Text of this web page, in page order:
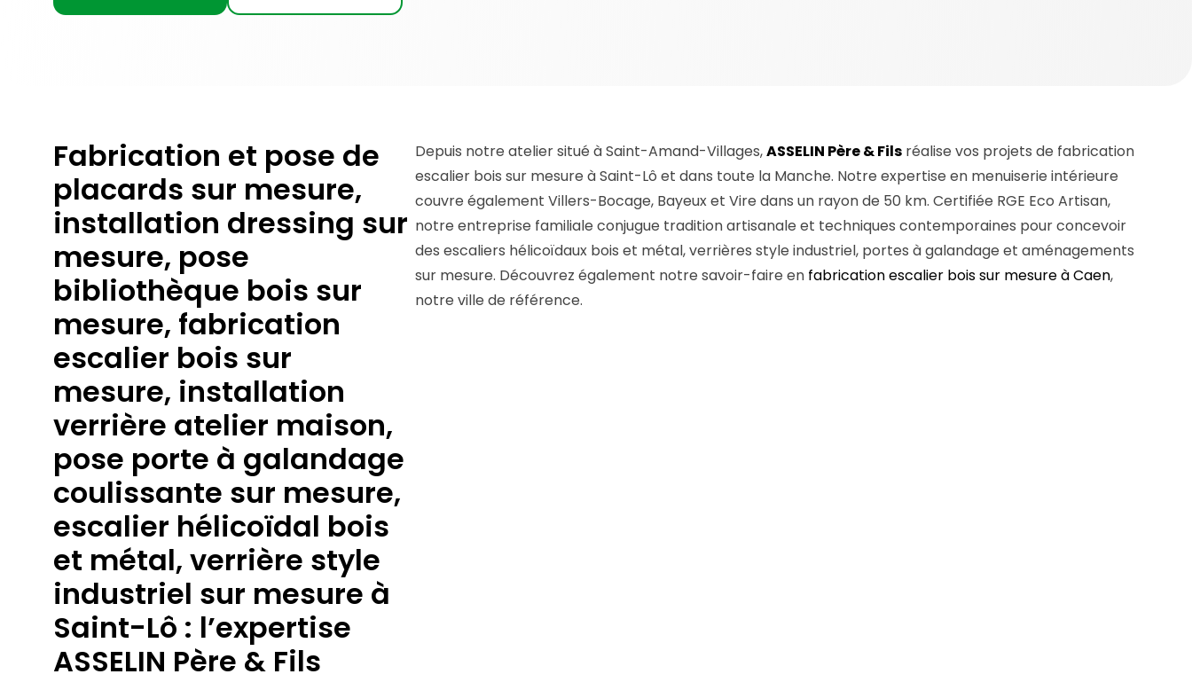
Fabrication et pose de
placards sur mesure,
installation dressing sur
mesure, pose
bibliothèque bois sur
mesure, fabrication
escalier bois sur
mesure, installation
verrière atelier maison,
pose porte à galandage
coulissante sur mesure,
escalier hélicoïdal bois
et métal, verrière style
industriel sur mesure à
Saint-Lô : l’expertise
ASSELIN Père & Fils
Depuis notre atelier situé à Saint-Amand-Villages,ASSELIN Père & Fils réalise vos projets de fabrication
escalier bois sur mesure à Saint-Lô et dans toute la Manche. Notre expertise en menuiserie intérieure
couvre également Villers-Bocage, Bayeux et Vire dans un rayon de 50 km. Certifiée RGE Eco Artisan,
notre entreprise familiale conjugue tradition artisanale et techniques contemporaines pour concevoir
des escaliers hélicoïdaux bois et métal, verrières style industriel, portes à galandage et aménagements
sur mesure. Découvrez également notre savoir-faire en fabrication escalier bois sur mesure à Caen,
notre ville de référence.